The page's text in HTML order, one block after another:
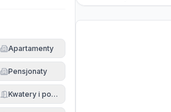
Apartamenty
Pensjonaty
Kwatery i pokoje